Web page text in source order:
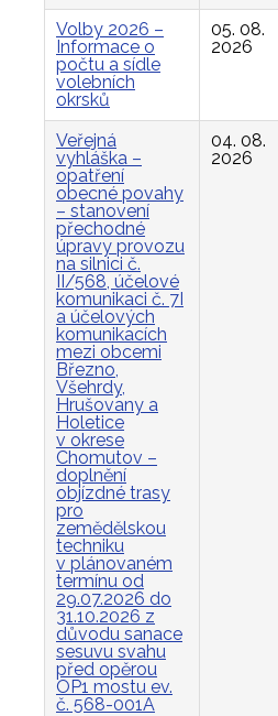
Volby 2026 –
Informace o
počtu a sídle
volebních
okrsků
05. 08.
2026
Veřejná
vyhláška –
opatření
obecné povahy
– stanovení
přechodné
úpravy provozu
na silnici č.
II/568, účelové
komunikaci č. 7I
a účelových
komunikacích
mezi obcemi
Březno,
Všehrdy,
Hrušovany a
Holetice
v okrese
Chomutov –
doplnění
objízdné trasy
pro
zemědělskou
techniku
v plánovaném
termínu od
29.07.2026 do
31.10.2026 z
důvodu sanace
sesuvu svahu
před opěrou
OP1 mostu ev.
č. 568-001A
04. 08.
2026